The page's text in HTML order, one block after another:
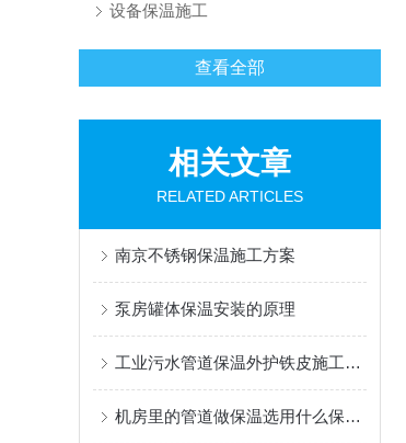
设备保温施工
查看全部
相关文章
RELATED ARTICLES
南京不锈钢保温施工方案
泵房罐体保温安装的原理
工业污水管道保温外护铁皮施工队哪里的专业
机房里的管道做保温选用什么保温材料